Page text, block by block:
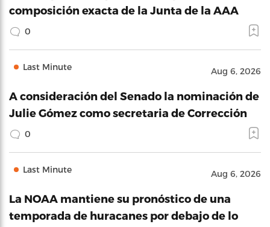
composición exacta de la Junta de la AAA
0
Last Minute Aug 6, 2026
A consideración del Senado la nominación de
Julie Gómez como secretaria de Corrección
0
Last Minute Aug 6, 2026
La NOAA mantiene su pronóstico de una
temporada de huracanes por debajo de lo